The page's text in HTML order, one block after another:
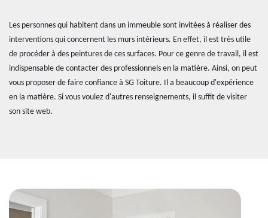
Les personnes qui habitent dans un immeuble sont invitées à réaliser des
interventions qui concernent les murs intérieurs. En effet, il est très utile
de procéder à des peintures de ces surfaces. Pour ce genre de travail, il est
indispensable de contacter des professionnels en la matière. Ainsi, on peut
vous proposer de faire confiance à SG Toiture. Il a beaucoup d'expérience
en la matière. Si vous voulez d'autres renseignements, il suffit de visiter
son site web.